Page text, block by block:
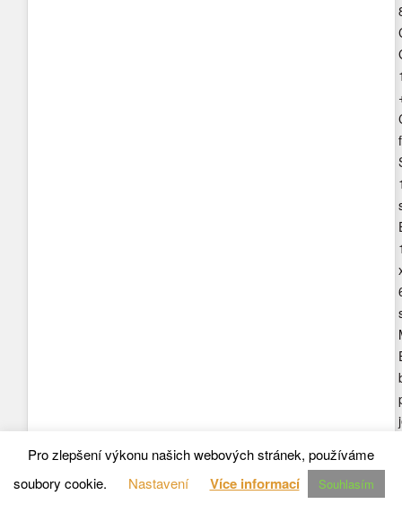
Pro zlepšení výkonu našich webových stránek, používáme
soubory cookie.
Nastavení Více informací Souhlasím